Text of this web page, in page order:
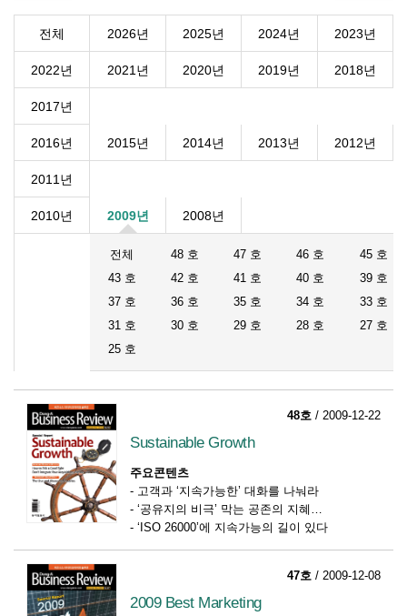
전체 2026년 2025년 2024년 2023년
2022년 2021년 2020년 2019년 2018년
2017년
2016년 2015년 2014년 2013년 2012년
2011년
2010년 2009년
전체 48 호 47 호 46 호
45 호
43 호
42 호 41 호 40 호
39 호
37 호
36 호 35 호 34 호
33 호
31 호
30 호 29 호 28 호
27 호
25 호
2008년
48호 / 2009-12-22
Sustainable Growth
주요콘텐츠
- 고객과 ‘지속가능한’ 대화를 나눠라
-‘공유지의 비극’ 막는 공존의 지혜
-‘ISO 26000’에 지속가능의 길이 있다
47호 / 2009-12-08
2009 Best Marketing